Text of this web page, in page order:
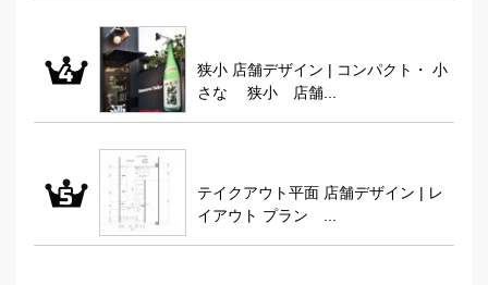
狭小 店舗デザイン | コンパクト・ 小
さな 狭小 店舗...
テイクアウト平面 店舗デザイン | レ
イアウト プラン ...